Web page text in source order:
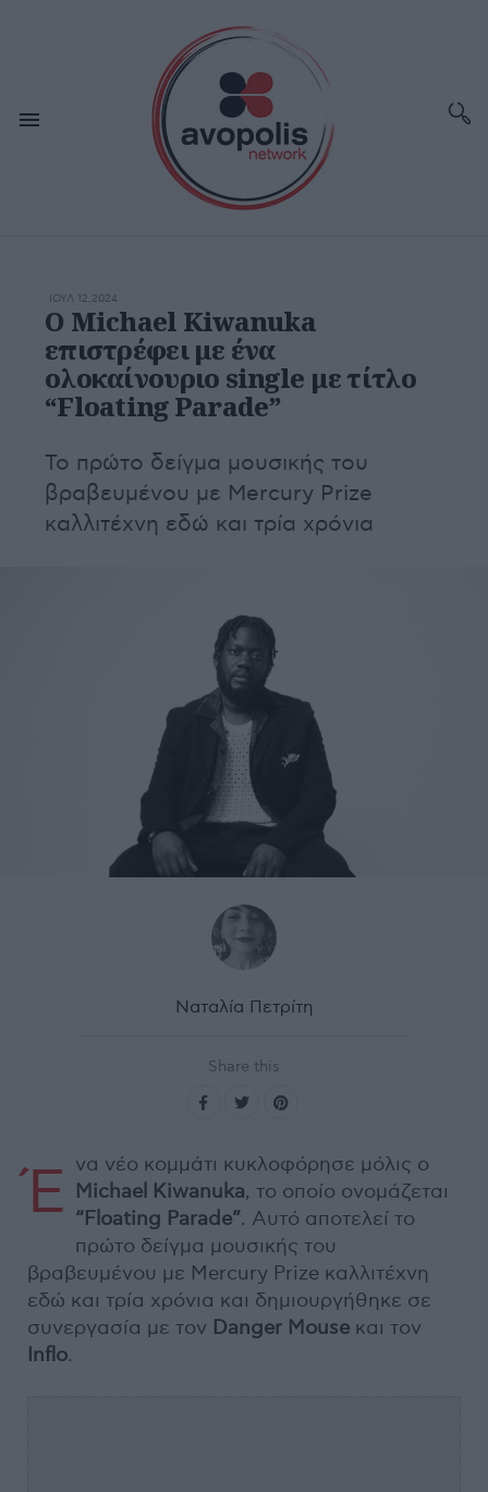
ΙΟΥΛ 12,2024
Ο Michael Kiwanuka
επιστρέφει με ένα
ολοκαίνουριο single με τίτλο
“Floating Parade”
Το πρώτο δείγμα μουσικής του
βραβευμένου με Mercury Prize
καλλιτέχνη εδώ και τρία χρόνια
Ναταλία Πετρίτη
Share this
Έ να νέο κομμάτι κυκλοφόρησε μόλις ο
Michael
Kiwanuka, το οποίο ονομάζεται
“Floating Parade”. Αυτό αποτελεί το
πρώτο δείγμα μουσικής του
βραβευμένου με Mercury Prize καλλιτέχνη
εδώ και τρία χρόνια και δημιουργήθηκε σε
συνεργασία με τον Danger Mouse και τον
Inflo.